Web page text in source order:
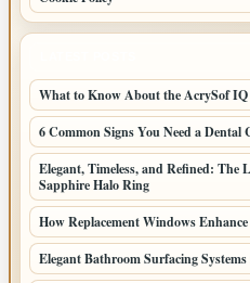
What to Know About the AcrySof
6 Common Signs You Need a Dental
Elegant, Timeless, and Refined:
Sapphire Halo Ring
How Replacement Windows
Elegant Bathroom Surfacing